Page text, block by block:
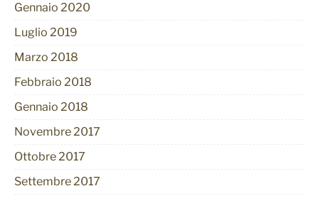
Gennaio 2020
Luglio 2019
Marzo 2018
Febbraio 2018
Gennaio 2018
Novembre 2017
Ottobre 2017
Settembre 2017